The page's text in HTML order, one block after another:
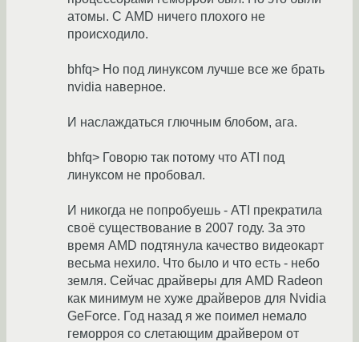
атомы. С AMD ничего плохого не
происходило.
bhfq> Но под линуксом лучше все же брать
nvidia наверное.
И наслаждаться глючным блобом, ага.
bhfq> Говорю так потому что ATI под
линуксом не пробовал.
И никогда не попробуешь - ATI прекратила
своё существование в 2007 году. За это
время AMD подтянула качество видеокарт
весьма нехило. Что было и что есть - небо
земля. Сейчас драйверы для AMD Radeon
как минимум не хуже драйверов для Nvidia
GeForce. Год назад я же поимел немало
геморроя со слетающим драйвером от